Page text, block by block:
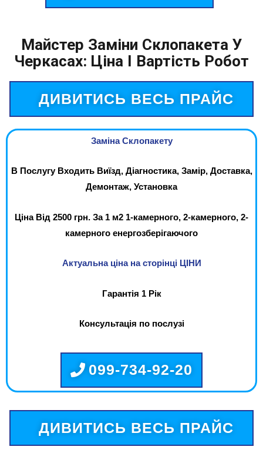
Майстер Заміни Склопакета У
Черкасах: Ціна І Вартість Робот
ДИВИТИСЬ ВЕСЬ ПРАЙС
Заміна Склопакету
В Послугу Входить Виїзд, Діагностика, Замір, Доставка,
Демонтаж, Установка
Ціна Від 2500 грн. За 1 м2 1-камерного, 2-камерного, 2-
камерного енергозберігаючого
Актуальна ціна на сторінці ЦІНИ
Гарантія 1 Рік
Консультація по послузі
099-734-92-20
ДИВИТИСЬ ВЕСЬ ПРАЙС